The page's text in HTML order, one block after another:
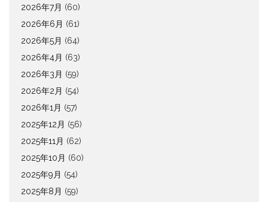
2026年7月 (60)
2026年6月 (61)
2026年5月 (64)
2026年4月 (63)
2026年3月 (59)
2026年2月 (54)
2026年1月 (57)
2025年12月 (56)
2025年11月 (62)
2025年10月 (60)
2025年9月 (54)
2025年8月 (59)